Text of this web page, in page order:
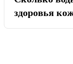
здоровья